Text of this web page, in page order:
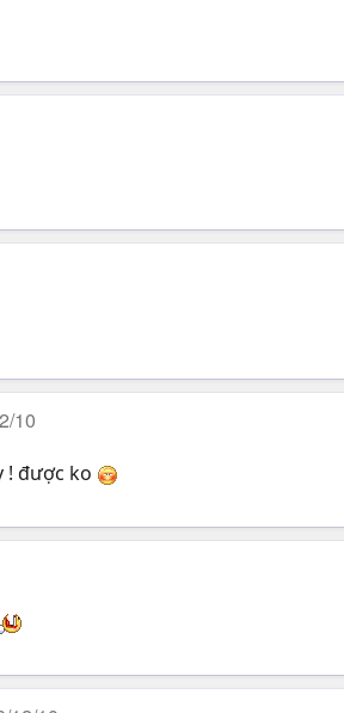
10
! được ko